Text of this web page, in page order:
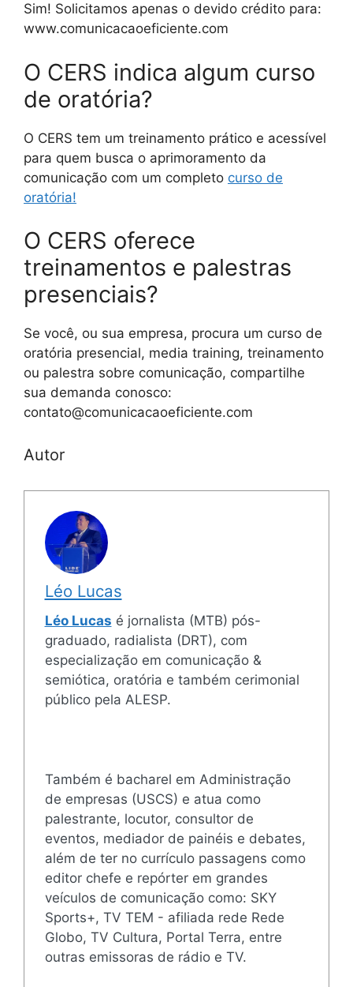
Sim! Solicitamos apenas o devido crédito para:
www.comunicacaoeficiente.com
O CERS indica algum curso
de oratória?
O CERS tem um treinamento prático e acessível
para quem busca o aprimoramento da
comunicação com um completo curso de
oratória!
O CERS oferece
treinamentos e palestras
presenciais?
Se você, ou sua empresa, procura um curso de
oratória presencial, media training, treinamento
ou palestra sobre comunicação, compartilhe
sua demanda conosco:
contato@comunicacaoeficiente.com
Autor
Léo Lucas
Léo Lucas é jornalista (MTB) pós-
graduado, radialista (DRT), com
especialização em comunicação &
semiótica, oratória e também cerimonial
público pela ALESP.
Também é bacharel em Administração
de empresas (USCS) e atua como
palestrante, locutor, consultor de
eventos, mediador de painéis e debates,
além de ter no currículo passagens como
editor chefe e repórter em grandes
veículos de comunicação como: SKY
Sports+, TV TEM - afiliada rede Rede
Globo, TV Cultura, Portal Terra, entre
outras emissoras de rádio e TV.